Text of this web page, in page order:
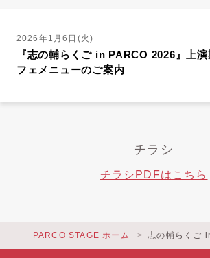
2026年1月6日(火)
『志の輔らくご in PARCO 2026』上演
フェメニューのご案内
チラシ
チラシPDFはこちら
PARCO STAGE ホーム 志の輔らくご